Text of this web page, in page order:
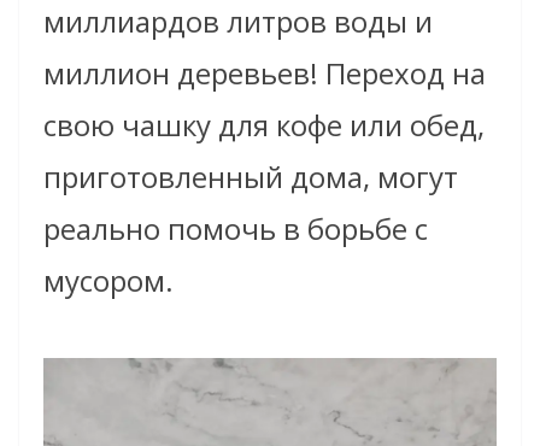
миллиардов литров воды и
миллион деревьев! Переход на
свою чашку для кофе или обед,
приготовленный дома, могут
реально помочь в борьбе с
мусором.